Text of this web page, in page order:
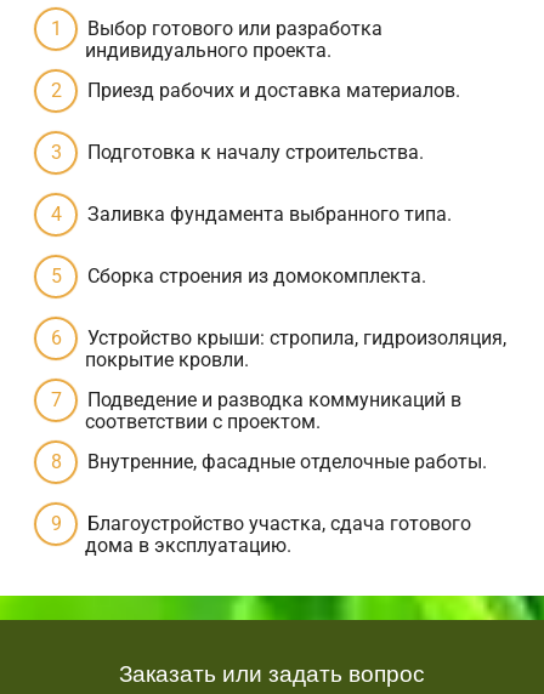
Выбор готового или разработка
индивидуального проекта.
Приезд рабочих и доставка материалов.
Подготовка к началу строительства.
Заливка фундамента выбранного типа.
Сборка строения из домокомплекта.
Устройство крыши: стропила, гидроизоляция,
покрытие кровли.
Подведение и разводка коммуникаций в
соответствии с проектом.
Внутренние, фасадные отделочные работы.
Благоустройство участка, сдача готового
дома в эксплуатацию.
Заказать или задать вопрос